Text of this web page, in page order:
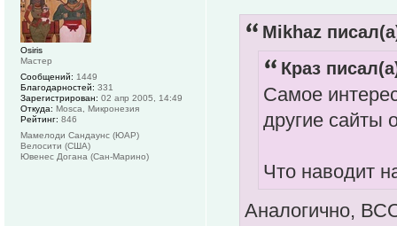
Mikhaz
Краз
Самое
другие сайты
Что наводит
Аналогично,
Osiris
Мастер
Сообщений: 1449
Благодарностей: 331
Зарегистрирован: 02 апр 2005, 14:49
Откуда: Mosca, Микронезия
Рейтинг: 846
Мамелоди Сандаунс (ЮАР)
Велосити (США)
Ювенес Догана (Сан-Марино)